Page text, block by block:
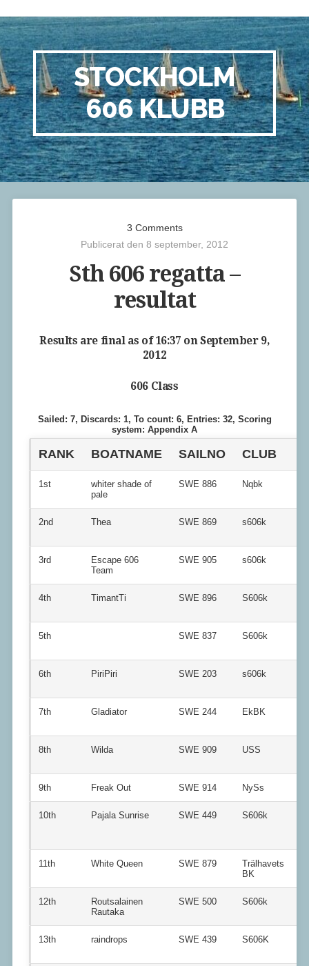
STOCKHOLM
606 KLUBB
3 Comments
Publicerat den 8 september, 2012
Sth 606 regatta –
resultat
Results are final as of 16:37 on September 9,
2012
606 Class
Sailed: 7, Discards: 1, To count: 6, Entries: 32, Scoring
system: Appendix A
RANK BOATNAME SAILNO CLUB
1st
whiter shade of
pale
SWE 886 Nqbk
2nd Thea SWE 869 s606k
3rd
Escape 606
Team
SWE 905 s606k
4th TimantTi SWE 896 S606k
5th SWE 837 S606k
6th PiriPiri SWE 203 s606k
7th Gladiator SWE 244 EkBK
8th Wilda SWE 909 USS
9th Freak Out SWE 914 NySs
10th Pajala Sunrise SWE 449 S606k
11th White Queen SWE 879
Trälhavets
BK
12th
Routsalainen
Rautaka
SWE 500 S606k
13th raindrops SWE 439 S606K